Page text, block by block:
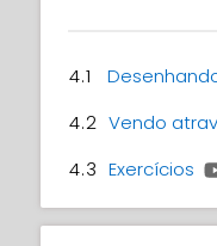
4.1
4.2 Vendo
4.3 Exercícios